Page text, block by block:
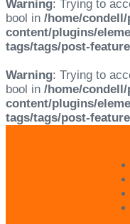
Warning: Trying to
bool in /home/
content/plugins/
tags/tags/post-
Warning: Trying to
bool in /home/
content/plugins/
tags/tags/post-